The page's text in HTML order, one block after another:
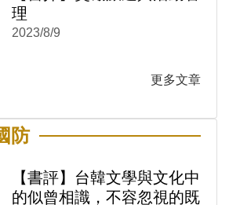
理
2023/8/9
更多文章
防
【書評】台韓文學與文化中
的似曾相識，不容忽視的既